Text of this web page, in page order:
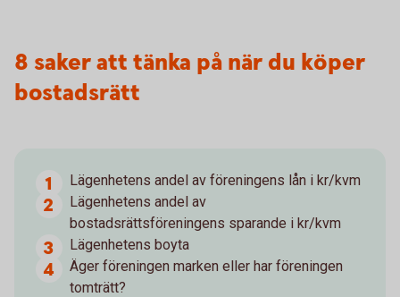
8 saker att tänka på när du köper
bostadsrätt
Lägenhetens andel av föreningens lån i kr/kvm
Lägenhetens andel av
bostadsrättsföreningens sparande i kr/kvm
Lägenhetens boyta
Äger föreningen marken eller har föreningen
tomträtt?